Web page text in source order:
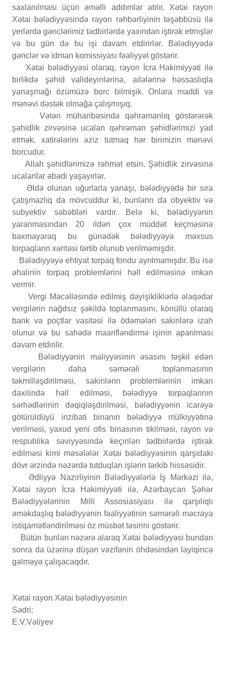
saxlanılması üçün əməlli addımlar atılır. Xətai rayon
Xətai bələdiyyəsində rayon rəhbərliyinin təşəbbüsü ilə
yerlərdə gənclərimiz tədbirlərdə yaxından iştirak etmışlər
və bu gün də bu işi davam etdirirlər. Bələdiyyədə
gənclər və idman komissiyası fəaliyyət göstərir.
Xətai bələdiyyəsi olaraq, rayon İcra Hakimiyyəti ilə
birlikdə şəhid valideyinlərinə, ailələrinə həssaslıqla
yanaşmağı özümüzə borc bilmişik. Onlara maddi və
mənəvi dəstək olmağa çalışmışıq.
Vətən müharibəsində qəhrəmanlıq göstərərək
şəhidlik zirvəsinə ucalan qəhrəman şəhidlərimizi yad
etmək, xatirələrini əziz tutmaq hər birimizin mənəvi
borcudur.
Allah şəhidlərimizə rəhmət etsin. Şəhidlik zirvəsinə
ucalanlar əbədi yaşayırlar.
Əldə olunan uğurlarla yanaşı, bələdiyyədə bir sıra
çatışmazlıq da mövcuddur ki, bunların da obyektiv və
subyektiv səbəbləri vardır. Belə ki, bələdiyyənin
yaranmasından 20 ildən çox müddət keçməsinə
baxmayaraq bu günədək bələdiyyəyə məxsus
torpaqların xəritəsi tərtib olunub verilməmişdir.
Bələdiyyəyə ehtiyat torpaq fondu ayrılmamışdır. Bu isə
əhalinin torpaq problemlərini həll edilməsinə imkan
vermir.
Vergi Məcəlləsində edilmiş dəyişikliklərlə əlaqədar
vergilərin nağdsız şəkildə toplanmasını, könüllü olaraq
bank və poçtlar vasitəsi ilə ödəmələri sakinlərə izah
olunur və bu sahədə maarifləndirmə işinin aparılması
davam etdirilir.
Bələdiyyənin maliyyəsinin əsasını təşkil edən
vergilərin daha səmərəli toplanmasının
təkmilləşdirilməsi, sakinlərin problemlərinin imkan
daxilində həll edilməsi, bələdiyyə torpaqlarının
sərhədlərinin dəqiqləşdirilməsi, bələdiyyənin icarəyə
götürüldüyü inzibati binanın bələdiyyə mülkiyyətinə
verilməsi, yaxud yeni ofis binasının tikilməsi, rayon və
respublika səviyyəsində keçirilən tədbirlərdə iştirak
edilməsi kimi məsələlər Xətai bələdiyyəsinin qarşıdakı
dövr ərzində nəzərdə tutduqları işlərin tərkib hissəsidir.
Ədliyyə Nazirliyinin Bələdiyyələrlə İş Mərkəzi ilə,
Xətai rayon İcra Hakimiyyəti ilə, Azərbaycan Şəhər
Bələdiyyələrinin Milli Assosiasiyası ilə qarşılıqlı
əməkdaşlıq bələdiyyənin fəaliyyətinin səmərəli məcraya
istiqamətləndirilməsi öz müsbət təsirini göstərir.
Bütün bunları nəzərə alaraq Xətai bələdiyyəsi bundan
sonra da üzərinə düşən vəzifənin öhdəsindən layiqincə
gəlməyə çalışacaqdır.
Xətai rayon Xətai bələdiyyəsinin
Sədri:
E.V.Vəliyev